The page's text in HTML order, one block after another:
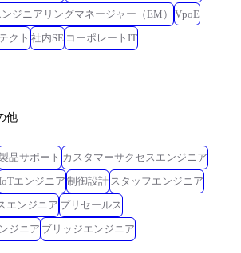
ンジニアリングマネージャー（EM）
VpoE
クト 社内SE コーポレートIT
他
品サポート カスタマーサクセスエンジニア
エンジニア 制御設計 スタッフエンジニア
エンジニア プリセールス
ジニア ブリッジエンジニア